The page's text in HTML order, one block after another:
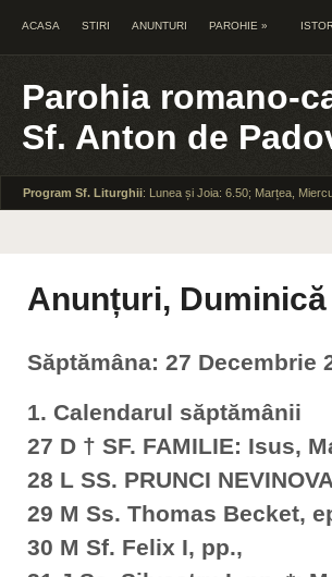
ACASA STIRI ANUNTURI PAROHIE »
Parohia romano-
Sf. Anton de
Program Sf. Liturghii: Lunea și Joia: 6.50; Marțea,
Anunțuri,
Săptămâna: 27 Decembrie
1. Calendarul săptămânii
27 D † SF. FAMILIE: Isus,
28 L SS. PRUNCI
29 M Ss. Thomas Becket,
30 M Sf. Felix I, pp.,